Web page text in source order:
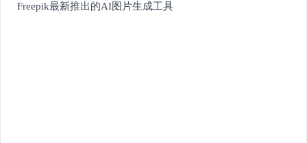
Freepik最新推出的AI图片生成工具